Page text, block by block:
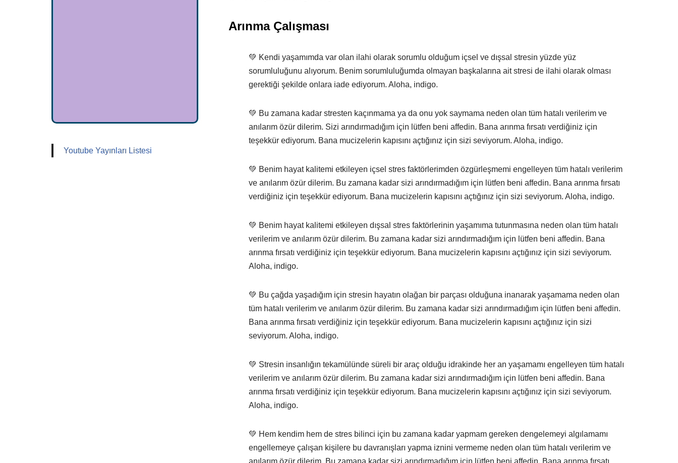
Youtube Yayınları Listesi
Arınma Çalışması
💚 Kendi yaşamımda var olan ilahi olarak sorumlu olduğum içsel ve dışsal stresin yüzde yüz
sorumluluğunu alıyorum. Benim sorumluluğumda olmayan başkalarına ait stresi de ilahi olarak olması
gerektiği şekilde onlara iade ediyorum. Aloha, indigo.
💚 Bu zamana kadar stresten kaçınmama ya da onu yok saymama neden olan tüm hatalı verilerim ve
anılarım özür dilerim. Sizi arındırmadığım için lütfen beni affedin. Bana arınma fırsatı verdiğiniz için
teşekkür ediyorum. Bana mucizelerin kapısını açtığınız için sizi seviyorum. Aloha, indigo.
💚 Benim hayat kalitemi etkileyen içsel stres faktörlerimden özgürleşmemi engelleyen tüm hatalı verilerim
ve anılarım özür dilerim. Bu zamana kadar sizi arındırmadığım için lütfen beni affedin. Bana arınma fırsatı
verdiğiniz için teşekkür ediyorum. Bana mucizelerin kapısını açtığınız için sizi seviyorum. Aloha, indigo.
💚 Benim hayat kalitemi etkileyen dışsal stres faktörlerinin yaşamıma tutunmasına neden olan tüm hatalı
verilerim ve anılarım özür dilerim. Bu zamana kadar sizi arındırmadığım için lütfen beni affedin. Bana
arınma fırsatı verdiğiniz için teşekkür ediyorum. Bana mucizelerin kapısını açtığınız için sizi seviyorum.
Aloha, indigo.
💚 Bu çağda yaşadığım için stresin hayatın olağan bir parçası olduğuna inanarak yaşamama neden olan
tüm hatalı verilerim ve anılarım özür dilerim. Bu zamana kadar sizi arındırmadığım için lütfen beni affedin.
Bana arınma fırsatı verdiğiniz için teşekkür ediyorum. Bana mucizelerin kapısını açtığınız için sizi
seviyorum. Aloha, indigo.
💚 Stresin insanlığın tekamülünde süreli bir araç olduğu idrakinde her an yaşamamı engelleyen tüm hatalı
verilerim ve anılarım özür dilerim. Bu zamana kadar sizi arındırmadığım için lütfen beni affedin. Bana
arınma fırsatı verdiğiniz için teşekkür ediyorum. Bana mucizelerin kapısını açtığınız için sizi seviyorum.
Aloha, indigo.
💚 Hem kendim hem de stres bilinci için bu zamana kadar yapmam gereken dengelemeyi algılamamı
engellemeye çalışan kişilere bu davranışları yapma iznini vermeme neden olan tüm hatalı verilerim ve
anılarım özür dilerim. Bu zamana kadar sizi arındırmadığım için lütfen beni affedin. Bana arınma fırsatı